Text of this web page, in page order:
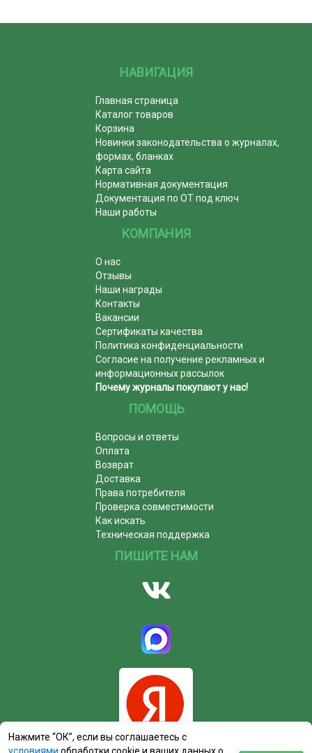
НАВИГАЦИЯ
Главная страница
Каталог товаров
Корзина
Новинки законодательства о журналах,
формах, бланках
Карта сайта
Нормативная документация
Документация по ОТ под ключ
Наши работы
КОМПАНИЯ
О нас
Отзывы
Наши награды
Контакты
Вакансии
Сертификаты качества
Политика конфиденциальности
Согласие на получение рекламных и
информационных рассылок
Почему журналы покупают у нас!
ПОМОЩЬ
Вопросы и ответы
Оплата
Возврат
Доставка
Права потребителя
Проверка совместимости
Как искать
Техническая поддержка
ПИШИТЕ НАМ
Нажмите “ОК”, если вы соглашаетесь с